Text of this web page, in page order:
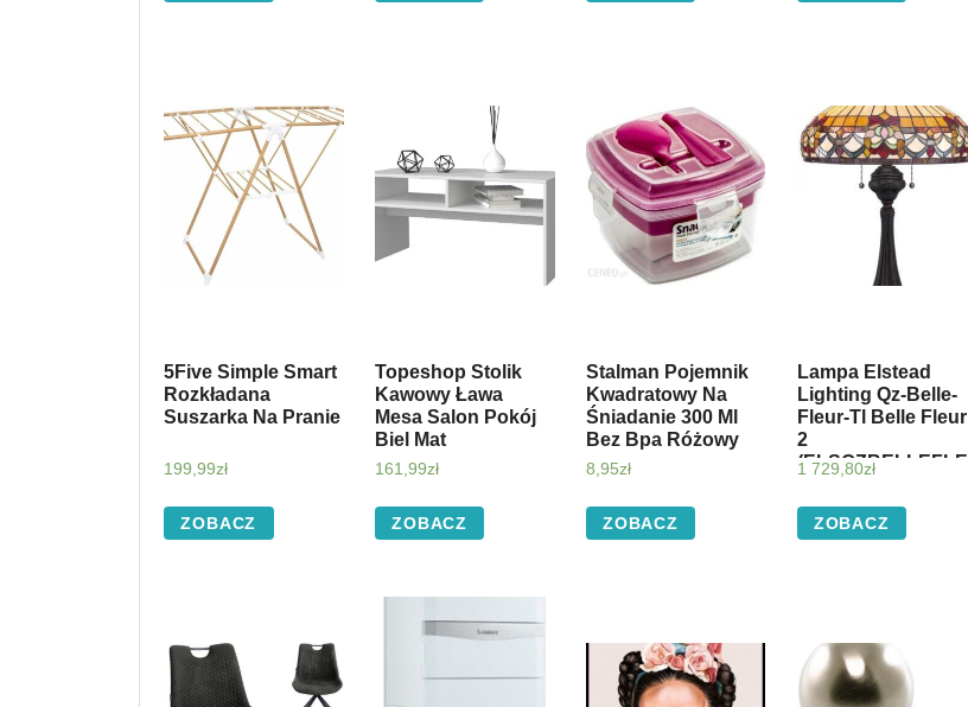
5Five Simple Smart
Rozkładana
Suszarka Na Pranie
199,99zł
ZOBACZ
Topeshop Stolik
Kawowy Ława
Mesa Salon Pokój
Biel Mat
161,99zł
ZOBACZ
Stalman Pojemnik
Kwadratowy Na
Śniadanie 300 Ml
Bez Bpa Różowy
8,95zł
ZOBACZ
Lampa Elstead
Lighting Qz-Belle-
Fleur-Tl Belle Fleur
2
(ELSQZBELLEFLE
1 729,80zł
ZOBACZ